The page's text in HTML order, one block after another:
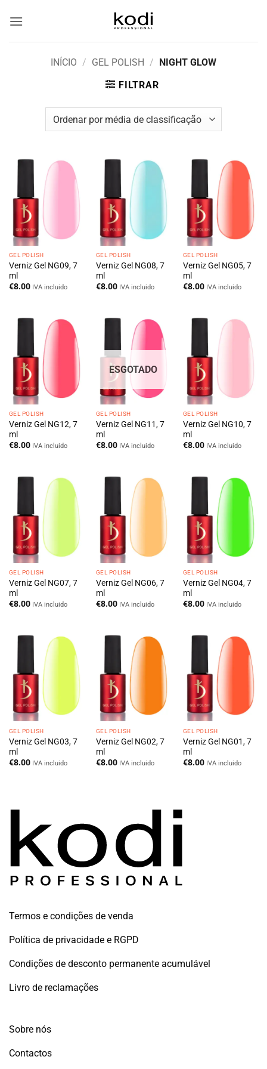
INÍCIO / GEL POLISH / NIGHT GLOW
FILTRAR
GEL POLISH
Verniz Gel NG09, 7
ml
€8.00 IVA incluido
GEL POLISH
Verniz Gel NG08, 7
ml
€8.00 IVA incluido
GEL POLISH
Verniz Gel NG05, 7
ml
€8.00 IVA incluido
GEL POLISH
Verniz Gel NG12, 7
ml
€8.00 IVA incluido
ESGOTADO
GEL POLISH
Verniz Gel NG11, 7
ml
€8.00 IVA incluido
GEL POLISH
Verniz Gel NG10, 7
ml
€8.00 IVA incluido
GEL POLISH
Verniz Gel NG07, 7
ml
€8.00 IVA incluido
GEL POLISH
Verniz Gel NG06, 7
ml
€8.00 IVA incluido
GEL POLISH
Verniz Gel NG04, 7
ml
€8.00 IVA incluido
GEL POLISH
Verniz Gel NG03, 7
ml
€8.00 IVA incluido
GEL POLISH
Verniz Gel NG02, 7
ml
€8.00 IVA incluido
GEL POLISH
Verniz Gel NG01, 7
ml
€8.00 IVA incluido
Termos e condições de venda
Política de privacidade e RGPD
Condições de desconto permanente acumulável
Livro de reclamações
Sobre nós
Contactos